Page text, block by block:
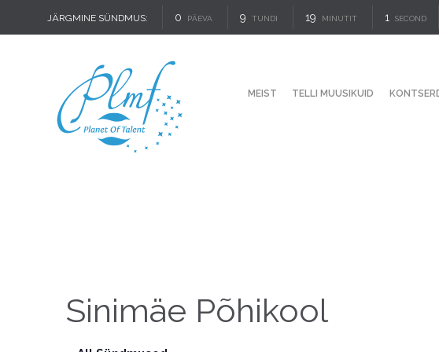
JÄRGMINE SÜNDMUS: 0 PÄEVA 9 TUNDI 19 MINUTIT 1 SECOND
MEIST TELLI MUUSIKUID
Sinimäe Põhikool